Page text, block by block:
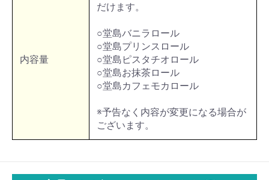
内容量
だけます。
○堂島バニラロール
○堂島プリンスロール
○堂島ピスタチオロール
○堂島お抹茶ロール
○堂島カフェモカロール
※予告なく内容が変更になる場合が
ございます。